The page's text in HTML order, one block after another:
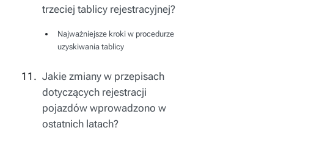
trzeciej tablicy rejestracyjnej?
Najważniejsze kroki w procedurze
uzyskiwania tablicy
Jakie zmiany w przepisach
dotyczących rejestracji
pojazdów wprowadzono w
ostatnich latach?